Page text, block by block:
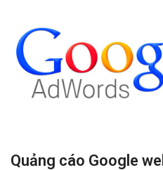
Quảng cáo Google